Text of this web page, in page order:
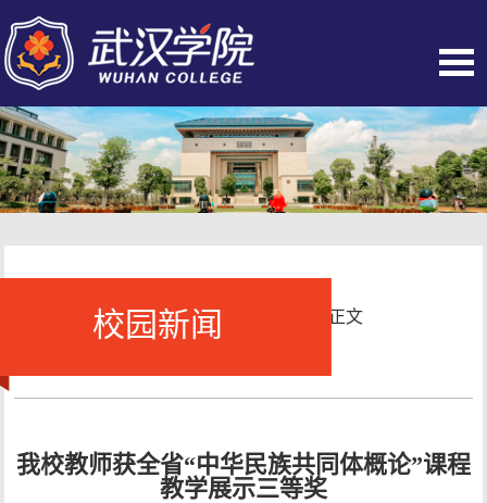
校园新闻
当前位置：首页 - 正文
我校教师获全省“中华民族共同体概论”课程
教学展示三等奖